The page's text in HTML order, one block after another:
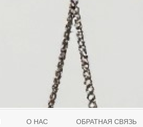
О НАС ОБРАТНАЯ СВЯЗЬ